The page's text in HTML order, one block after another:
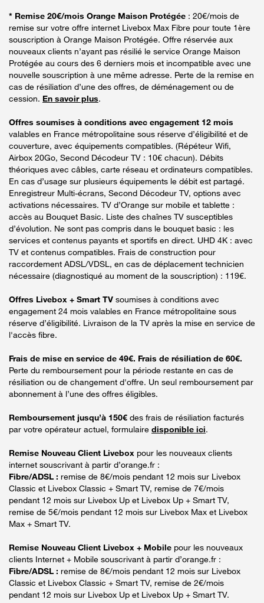
* Remise 20€/mois Orange Maison Protégée : 20€/mois de
remise sur votre offre internet Livebox Max Fibre pour toute 1ère
souscription à Orange Maison Protégée. Offre réservée aux
nouveaux clients n’ayant pas résilié le service Orange Maison
Protégée au cours des 6 derniers mois et incompatible avec une
nouvelle souscription à une même adresse. Perte de la remise en
cas de résiliation d’une des offres, de déménagement ou de
cession. En savoir plus.
Offres soumises à conditions avec engagement 12 mois
valables en France métropolitaine sous réserve d’éligibilité et de
couverture, avec équipements compatibles. (Répéteur Wifi,
Airbox 20Go, Second Décodeur TV : 10€ chacun). Débits
théoriques avec câbles, carte réseau et ordinateurs compatibles.
En cas d’usage sur plusieurs équipements le débit est partagé.
Enregistreur Multi-écrans, Second Décodeur TV, options avec
activations nécessaires. TV d’Orange sur mobile et tablette :
accès au Bouquet Basic. Liste des chaînes TV susceptibles
d’évolution. Ne sont pas compris dans le bouquet basic : les
services et contenus payants et sportifs en direct. UHD 4K : avec
TV et contenus compatibles. Frais de construction pour
raccordement ADSL/VDSL, en cas de déplacement technicien
nécessaire (diagnostiqué au moment de la souscription) : 119€.
Offres Livebox + Smart TV soumises à conditions avec
engagement 24 mois valables en France métropolitaine sous
réserve d’éligibilité. Livraison de la TV après la mise en service de
l'accès fibre.
Frais de mise en service de 49€. Frais de résiliation de 60€.
Perte du remboursement pour la période restante en cas de
résiliation ou de changement d'offre. Un seul remboursement par
abonnement à l’une des offres éligibles.
Remboursement jusqu’à 150€ des frais de résiliation facturés
par votre opérateur actuel, formulaire disponible ici.
Remise Nouveau Client Livebox pour les nouveaux clients
internet souscrivant à partir d’orange.fr :
Fibre/ADSL : remise de 8€/mois pendant 12 mois sur Livebox
Classic et Livebox Classic + Smart TV, remise de 7€/mois
pendant 12 mois sur Livebox Up et Livebox Up + Smart TV,
remise de 5€/mois pendant 12 mois sur Livebox Max et Livebox
Max + Smart TV.
Remise Nouveau Client Livebox + Mobile pour les nouveaux
clients Internet + Mobile souscrivant à partir d’orange.fr :
Fibre/ADSL : remise de 8€/mois pendant 12 mois sur Livebox
Classic et Livebox Classic + Smart TV, remise de 2€/mois
pendant 12 mois sur Livebox Up et Livebox Up + Smart TV.